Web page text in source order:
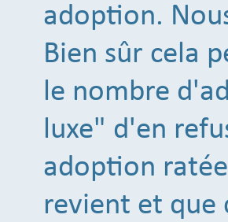
adoption.
Bien sûr cela
le nombre
luxe" d'en
adoption
revient et que